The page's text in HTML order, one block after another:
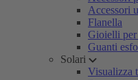
Accessori
Flanella
Gioielli per
Guanti
Solari
Visualizza